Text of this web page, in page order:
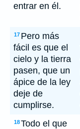
entrar en él.
17 Pero más
fácil es que el
cielo y la tierra
pasen, que un
ápice de la ley
deje de
cumplirse.
18Todo el que